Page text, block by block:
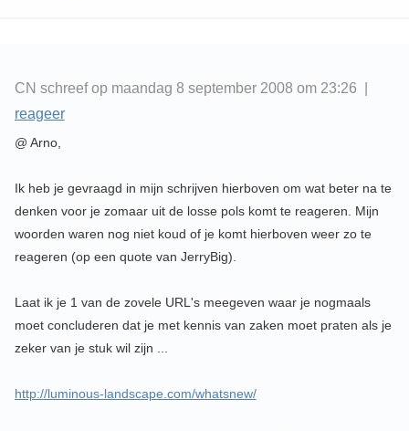
CN schreef op maandag 8 september 2008 om 23:26 |
reageer
@ Arno,
Ik heb je gevraagd in mijn schrijven hierboven om wat beter na te
denken voor je zomaar uit de losse pols komt te reageren. Mijn
woorden waren nog niet koud of je komt hierboven weer zo te
reageren (op een quote van JerryBig).
Laat ik je 1 van de zovele URL's meegeven waar je nogmaals
moet concluderen dat je met kennis van zaken moet praten als je
zeker van je stuk wil zijn ...
http://luminous-landscape.com/whatsnew/